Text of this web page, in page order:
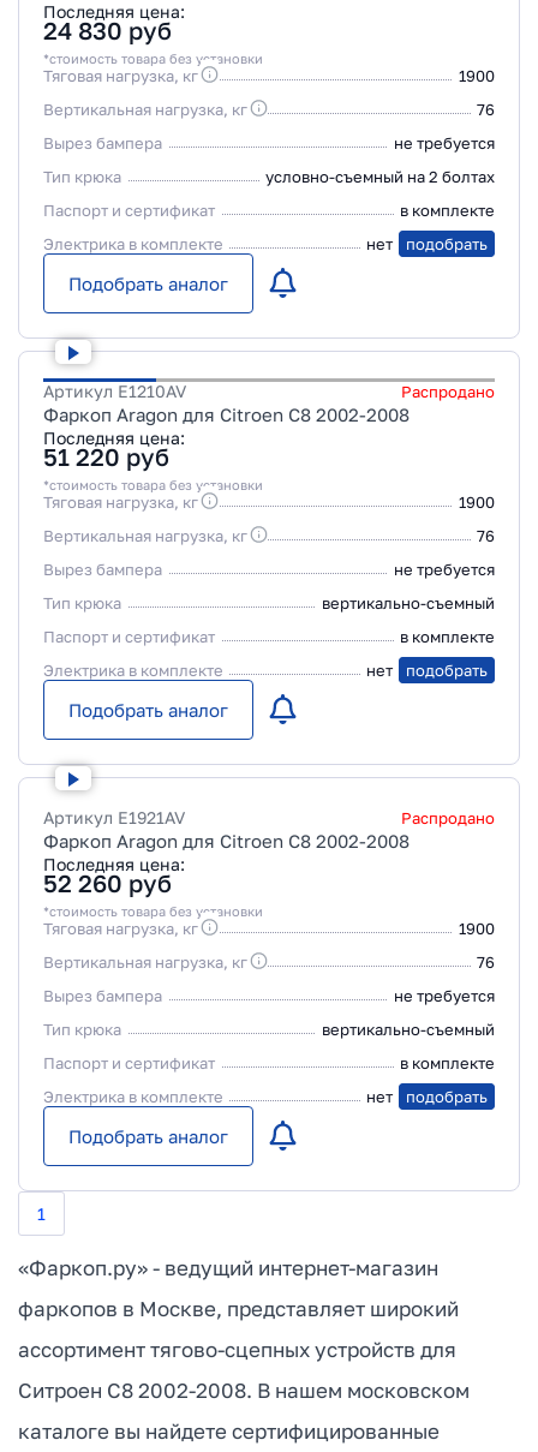
Последняя цена:
24 830 руб
*стоимость товара без установки
Тяговая нагрузка, кг
1900
Вертикальная нагрузка, кг
76
Вырез бампера
не требуется
Тип крюка
условно-съемный на 2 болтах
Паспорт и сертификат
в комплекте
Электрика в комплекте
нет подобрать
Подобрать аналог
Артикул E1210AV Распродано
Фаркоп Aragon для Citroen C8 2002-2008
Последняя цена:
51 220 руб
*стоимость товара без установки
Тяговая нагрузка, кг
1900
Вертикальная нагрузка, кг
76
Вырез бампера
не требуется
Тип крюка
вертикально-съемный
Паспорт и сертификат
в комплекте
Электрика в комплекте
нет подобрать
Подобрать аналог
Артикул E1921AV Распродано
Фаркоп Aragon для Citroen C8 2002-2008
Последняя цена:
52 260 руб
*стоимость товара без установки
Тяговая нагрузка, кг
1900
Вертикальная нагрузка, кг
76
Вырез бампера
не требуется
Тип крюка
вертикально-съемный
Паспорт и сертификат
в комплекте
Электрика в комплекте
нет подобрать
Подобрать аналог
1
«Фаркоп.ру» - ведущий интернет-магазин
фаркопов в Москве, представляет широкий
ассортимент тягово-сцепных устройств для
Ситроен С8 2002-2008. В нашем московском
каталоге вы найдете сертифицированные